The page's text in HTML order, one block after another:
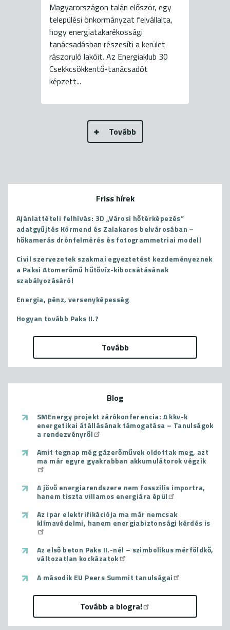
Magyarországon talán először, egy
települési önkormányzat felvállalta,
hogy energiatakarékossági
tanácsadásban részesíti a kerület
rászoruló lakóit. Az Energiaklub 30
Csekkcsökkentő-tanácsadót
képzett...
Tovább
Friss hírek
Ajánlattételi felhívás: 3D „Városi hőtérképezés”
adatgyűjtés Körmend és Zalakaros belvárosában –
hőkamerás drónfelmérés és fotogrammetriai modell
Civil szervezetek szakmai egyeztetést kezdeményeznek
a Paksi Atomerőmű hűtővíz-kibocsátásának
szabályozásáról
Energia, pénz, versenyképesség
Hogyan tovább Paks II.?
Tovább
Blog
SMEnergy projekt zárókonferencia: A kkv-k
energetikai átállásának támogatása – Tanulságok
a rendezvényről
Amit tegnap még gázerőművek oldottak meg, azt
ma már egyre gyakrabban akkumulátorok végzik
A jövő energiarendszere nem fosszilis importra,
hanem tiszta villamos energiára épül
Az ipar elektrifikációja ma már nemcsak
klímavédelmi, hanem energiabiztonsági kérdés is
Az első beton Paks II.-nél – szimbolikus mérföldkő,
változatlan kockázatok
A második EU Peers Summit tanulságai
Tovább a blogra!